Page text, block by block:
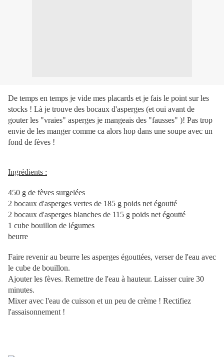
De temps en temps je vide mes placards et je fais le point sur les
stocks ! Là je trouve des bocaux d'asperges (et oui avant de
gouter les "vraies" asperges je mangeais des "fausses" )! Pas trop
envie de les manger comme ca alors hop dans une soupe avec un
fond de fèves !
Ingrédients :
450 g de fèves surgelées
2 bocaux d'asperges vertes de 185 g poids net égoutté
2 bocaux d'asperges blanches de 115 g poids net égoutté
1 cube bouillon de légumes
beurre
Faire revenir au beurre les asperges égouttées, verser de l'eau avec
le cube de bouillon.
Ajouter les fèves. Remettre de l'eau à hauteur. Laisser cuire 30
minutes.
Mixer avec l'eau de cuisson et un peu de crème ! Rectifiez
l'assaisonnement !